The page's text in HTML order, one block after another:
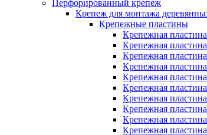
Перфорированный крепеж
Крепеж для монтажа
Крепежные пластины
Крепежная
Крепежная
Крепежная
Крепежная
Крепежная
Крепежная
Крепежная
Крепежная
Крепежная
Крепежная